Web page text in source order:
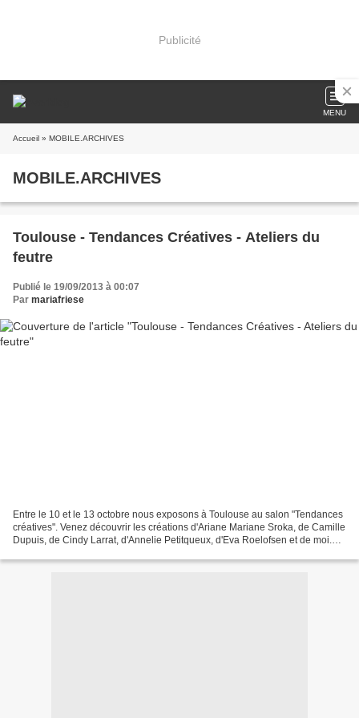
Publicité
MENU
Accueil » MOBILE.ARCHIVES
MOBILE.ARCHIVES
Toulouse - Tendances Créatives - Ateliers du
feutre
Publié le 19/09/2013 à 00:07
Par mariafriese
Entre le 10 et le 13 octobre nous exposons à Toulouse au salon "Tendances
créatives". Venez découvrir les créations d'Ariane Mariane Sroka, de Camille
Dupuis, de Cindy Larrat, d'Annelie Petitqueux, d'Eva Roelofsen et de moi.